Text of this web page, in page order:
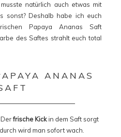
natürlich auch etwas mit
sonst? Deshalb habe ich euch
Papaya Ananas Saft
des Saftes strahlt euch total
ANANAS
Derfrische Kickin dem Saft sorgt
wird man sofort wach.